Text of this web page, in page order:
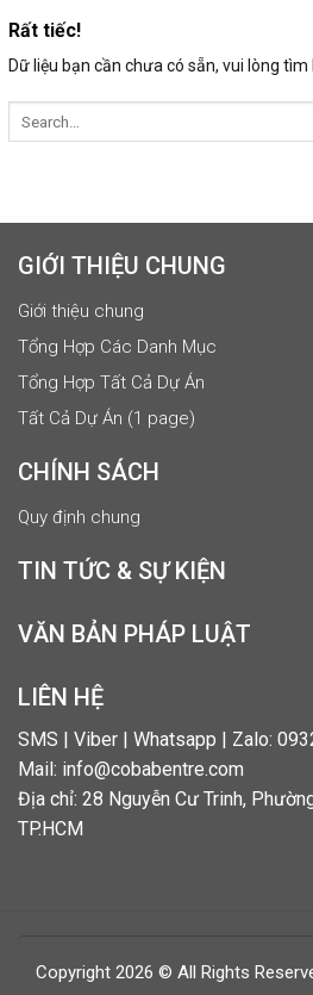
Rất tiếc!
Dữ liệu bạn cần chưa có sẵn, vui lòng
GIỚI THIỆU CHUNG
Giới thiệu chung
Tổng Hợp Các Danh Mục
Tổng Hợp Tất Cả Dự Án
Tất Cả Dự Án (1 page)
CHÍNH SÁCH
Quy định chung
TIN TỨC & SỰ KIỆN
VĂN BẢN PHÁP LUẬT
LIÊN HỆ
SMS | Viber | Whatsapp | Zalo:
Mail: info@cobabentre.com
Địa chỉ: 28 Nguyễn Cư Trinh,
TP.HCM
Copyright 2026 © All Rights